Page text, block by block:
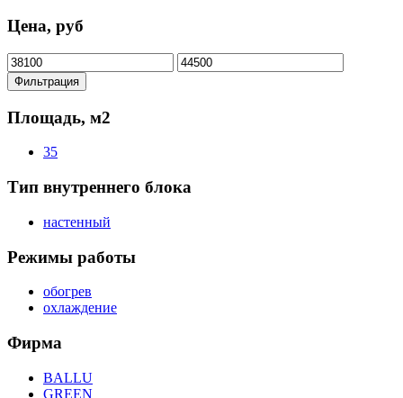
Цена, руб
Минимальная
цена
Максимальная
цена
Фильтрация
Площадь, м2
35
Тип внутреннего блока
настенный
Режимы работы
обогрев
охлаждение
Фирма
BALLU
GREEN